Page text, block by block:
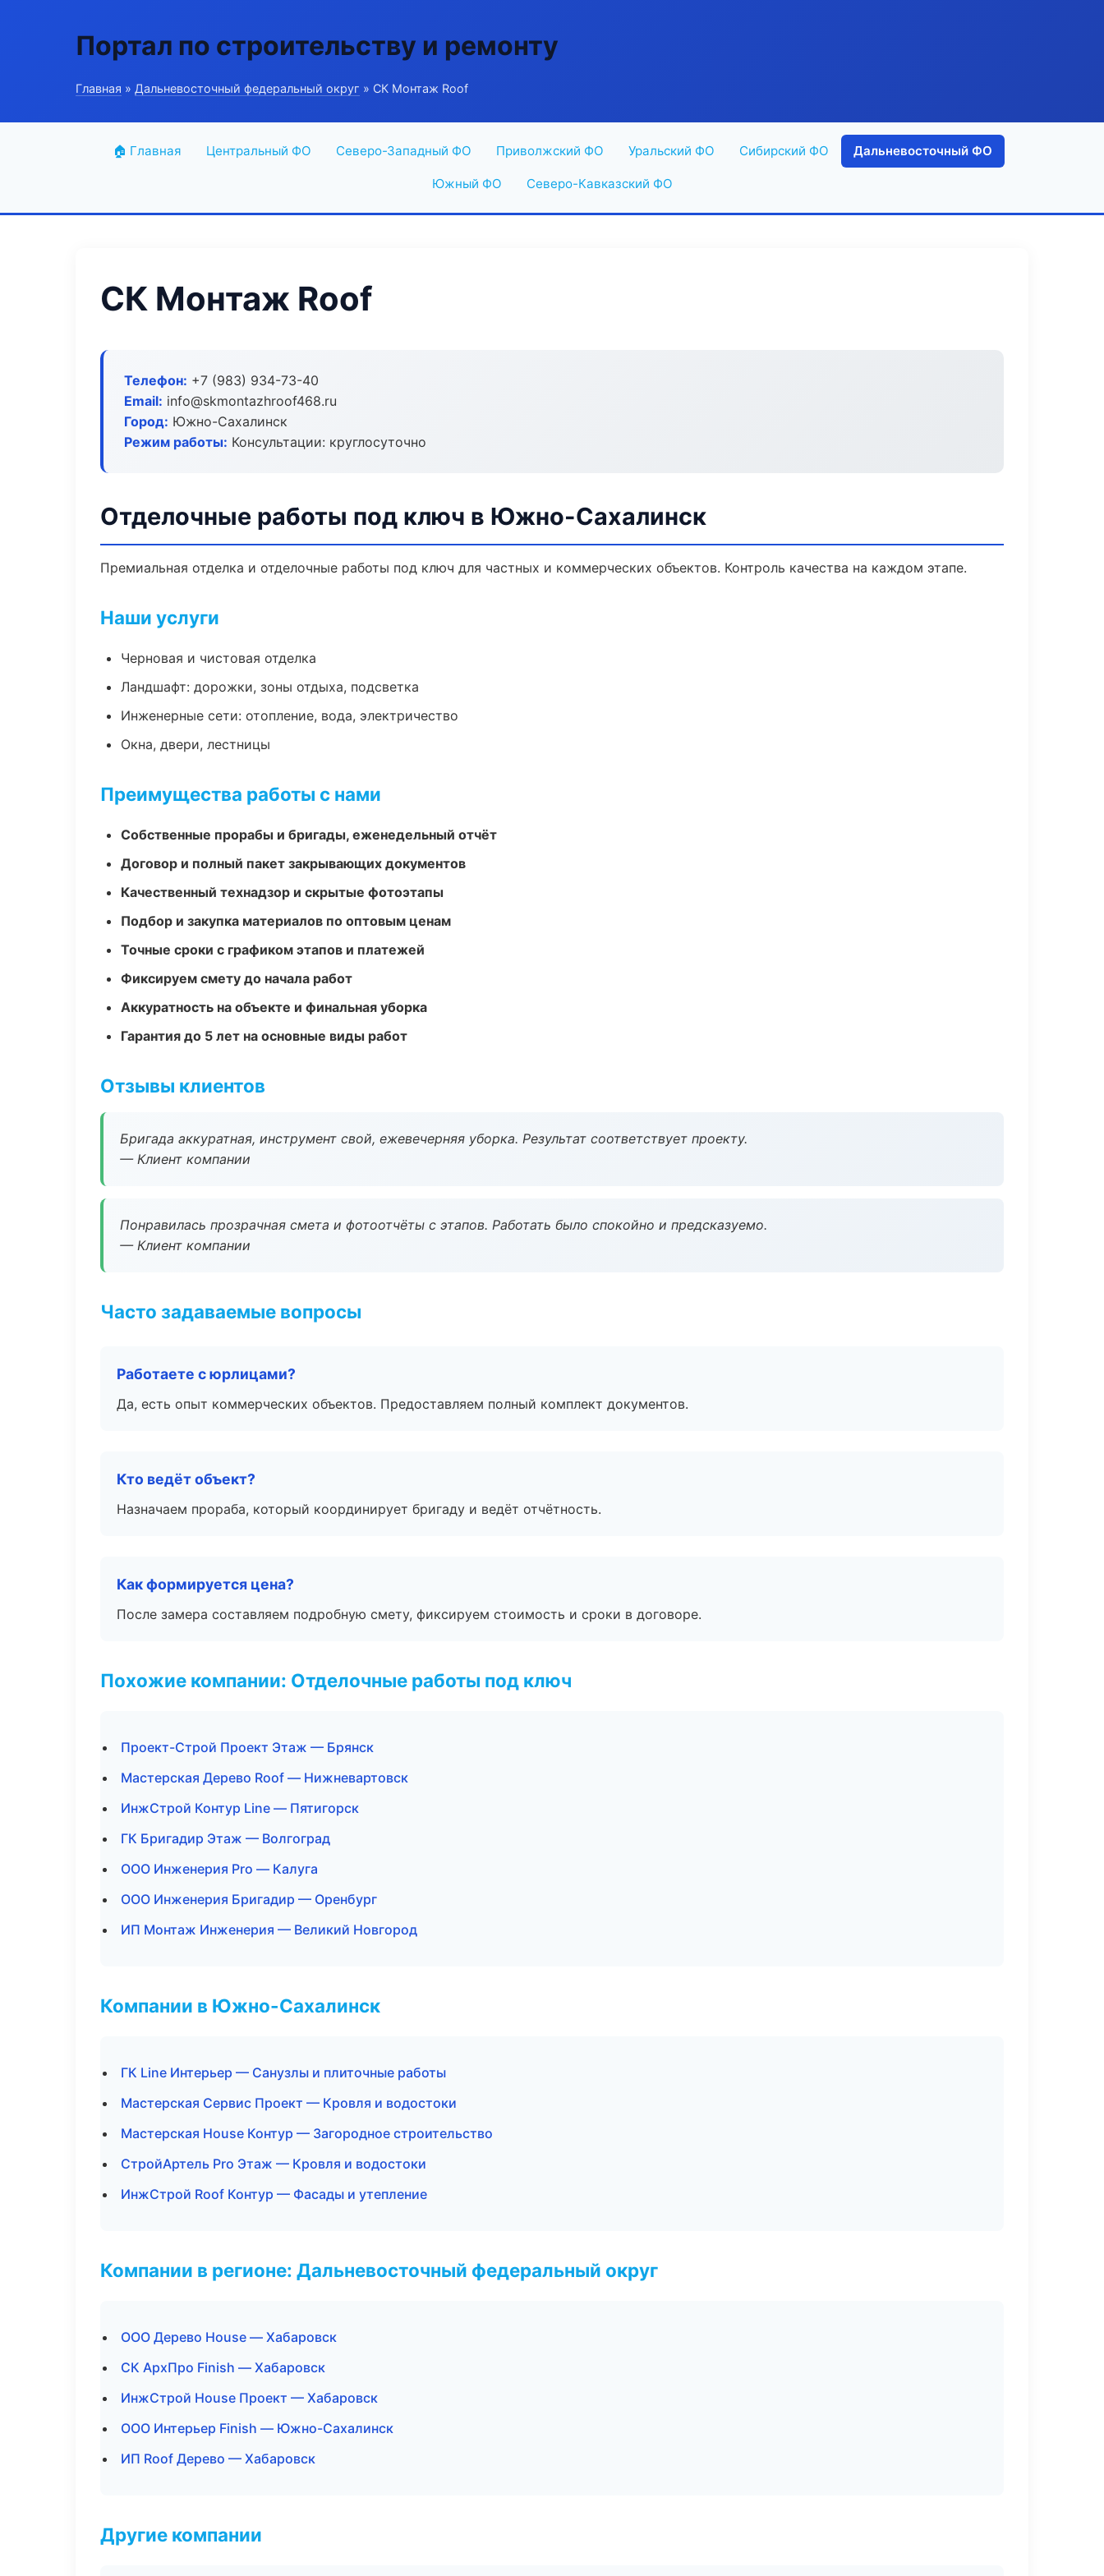
Портал по строительству и ремонту
Главная » Дальневосточный федеральный округ » СК Монтаж Roof
🏠 Главная Центральный ФО Северо-Западный ФО Приволжский ФО Уральский ФО Сибирский ФО Дальневосточный ФО
Южный ФО Северо-Кавказский ФО
СК Монтаж Roof
Телефон: +7 (983) 934-73-40
Email: info@skmontazhroof468.ru
Город: Южно-Сахалинск
Режим работы: Консультации: круглосуточно
Отделочные работы под ключ в Южно-Сахалинск
Премиальная отделка и отделочные работы под ключ для частных и коммерческих объектов. Контроль качества на каждом этапе.
Наши услуги
Черновая и чистовая отделка
Ландшафт: дорожки, зоны отдыха, подсветка
Инженерные сети: отопление, вода, электричество
Окна, двери, лестницы
Преимущества работы с нами
Собственные прорабы и бригады, еженедельный отчёт
Договор и полный пакет закрывающих документов
Качественный технадзор и скрытые фотоэтапы
Подбор и закупка материалов по оптовым ценам
Точные сроки с графиком этапов и платежей
Фиксируем смету до начала работ
Аккуратность на объекте и финальная уборка
Гарантия до 5 лет на основные виды работ
Отзывы клиентов
Бригада аккуратная, инструмент свой, ежевечерняя уборка. Результат соответствует проекту.
— Клиент компании
Понравилась прозрачная смета и фотоотчёты с этапов. Работать было спокойно и предсказуемо.
— Клиент компании
Часто задаваемые вопросы
Работаете с юрлицами?
Да, есть опыт коммерческих объектов. Предоставляем полный комплект документов.
Кто ведёт объект?
Назначаем прораба, который координирует бригаду и ведёт отчётность.
Как формируется цена?
После замера составляем подробную смету, фиксируем стоимость и сроки в договоре.
Похожие компании: Отделочные работы под ключ
Проект-Строй Проект Этаж — Брянск
Мастерская Дерево Roof — Нижневартовск
ИнжСтрой Контур Line — Пятигорск
ГК Бригадир Этаж — Волгоград
ООО Инженерия Pro — Калуга
ООО Инженерия Бригадир — Оренбург
ИП Монтаж Инженерия — Великий Новгород
Компании в Южно-Сахалинск
ГК Line Интерьер — Санузлы и плиточные работы
Мастерская Сервис Проект — Кровля и водостоки
Мастерская House Контур — Загородное строительство
СтройАртель Pro Этаж — Кровля и водостоки
ИнжСтрой Roof Контур — Фасады и утепление
Компании в регионе: Дальневосточный федеральный округ
ООО Дерево House — Хабаровск
СК АрхПро Finish — Хабаровск
ИнжСтрой House Проект — Хабаровск
ООО Интерьер Finish — Южно-Сахалинск
ИП Roof Дерево — Хабаровск
Другие компании